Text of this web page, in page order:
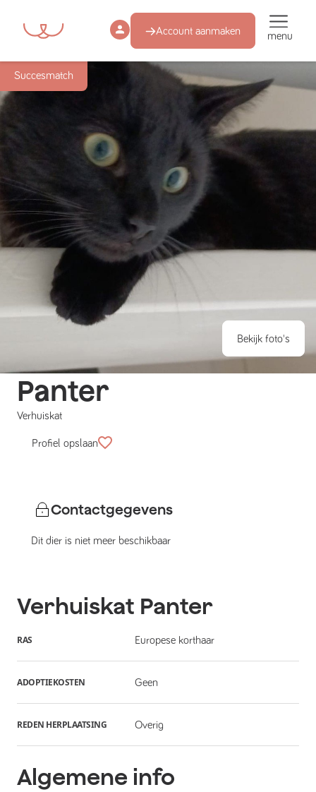
Account aanmaken menu
Succesmatch
Bekijk foto's
Panter
Verhuiskat
Profiel opslaan
Contactgegevens
Dit dier is niet meer beschikbaar
Verhuiskat Panter
RAS Europese korthaar
ADOPTIEKOSTEN Geen
REDEN HERPLAATSING Overig
Algemene info